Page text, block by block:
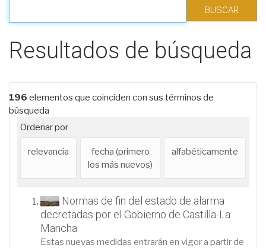
Filtrar los resultados
Resultados de búsqueda
196 elementos que coinciden con sus términos de
búsqueda
Ordenar por
relevancia
fecha (primero
los más nuevos)
alfabéticamente
Normas de fin del estado de alarma
decretadas por el Gobierno de Castilla-La
Mancha
Estas nuevas medidas entrarán en vigor a partir de